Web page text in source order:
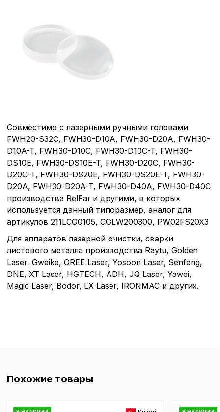
Совместимо с лазерными ручными головами
FWH20-S32C, FWH30-D10A, FWH30-D20A, FWH30-
D10A-T, FWH30-D10C, FWH30-D10C-T, FWH30-
DS10E, FWH30-DS10E-T, FWH30-D20C, FWH30-
D20C-T, FWH30-DS20E, FWH30-DS20E-T, FWH30-
D20A, FWH30-D20A-T, FWH30-D40A, FWH30-D40C
производства RelFar и другими, в которых
используется данный типоразмер, аналог для
артикулов 211LCG0105, CGLW200300, PW02FS20X3
Для аппаратов лазерной очистки, сварки
листового металла производства Raytu, Golden
Laser, Gweike, OREE Laser, Yosoon Laser, Senfeng,
DNE, XT Laser, HGTECH, ADH, JQ Laser, Yawei,
Magic Laser, Bodor, LX Laser, IRONMAC и других.
Похожие товары